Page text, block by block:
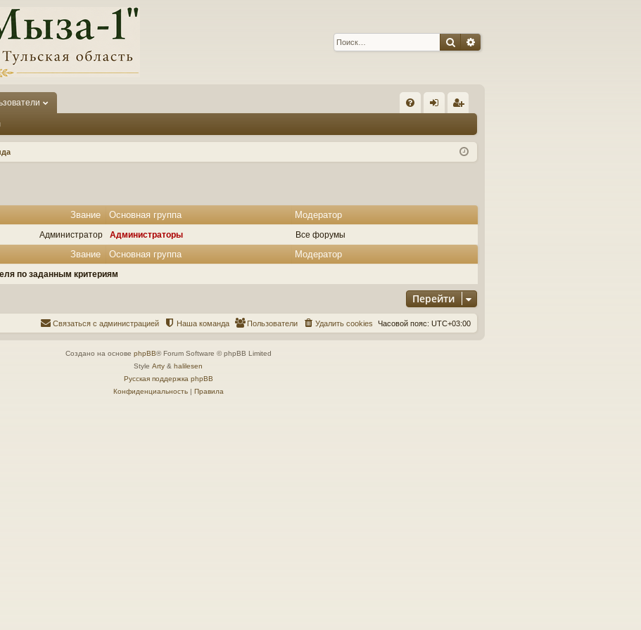
ПоискРасширенный поиск
Q д ис
ия
Звание Основная группа Модератор
Администратор Администраторы Все форумы
Звание Основная группа Модератор
по заданным критериям
Перейти
Часовой пояс: UTC+03:00
Удалить cookies
Пользователи
Наша команда
Связаться с администрацией
Создано на основе phpBB® Forum Software © phpBB Limited
Style Arty & halilesen
Русская поддержка phpBB
Конфиденциальность| Правила